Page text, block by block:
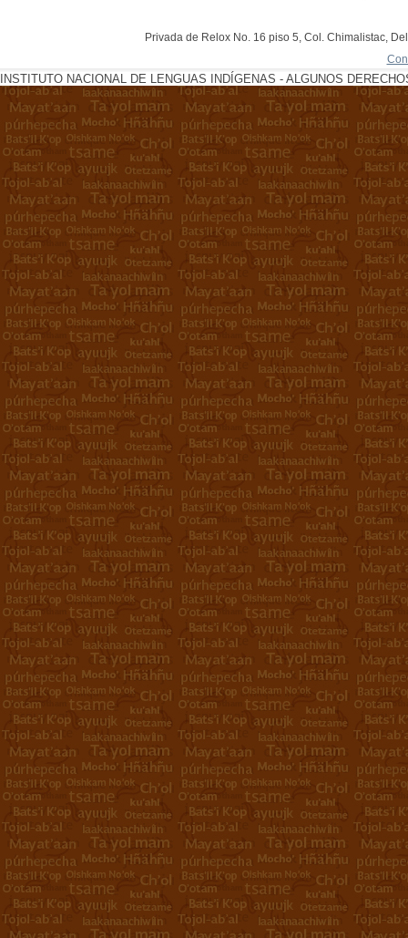
Privada de Relox No. 16 piso 5, Col. Chimalistac,
INSTITUTO NACIONAL DE LENGUAS INDÍGENAS - ALGUNOS